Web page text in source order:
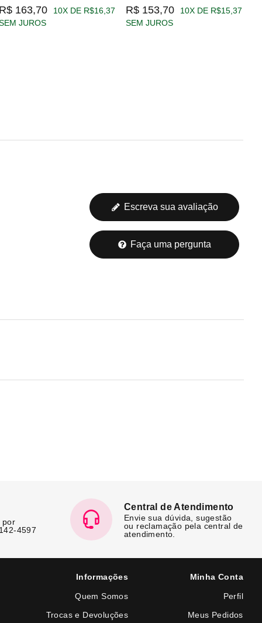
R$ 163,70
10X DE R$16,37
JUROS
R$ 153,70
10X DE R$15,37
SEM JUROS
Escreva sua avaliação
Faça uma pergunta
por
4597
Central de Atendimento
Envie sua dúvida, sugestão
ou reclamação pela central de
atendimento.
Informações
Quem Somos
Trocas e Devoluções
Minha Conta
Perfil
Meus Pedidos